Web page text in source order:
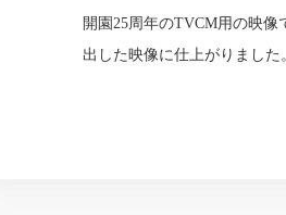
開園25周年のTVCM用の映
出した映像に仕上がりました